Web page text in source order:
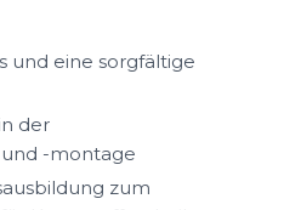
und eine sorgfältige
der
-montage
zum